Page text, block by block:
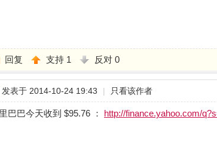
回复 支持 1 反对 0
发表于 2014-10-24 19:43 | 只看该作者
巴巴今天收到 $95.76 ： http://finance.yahoo.com/